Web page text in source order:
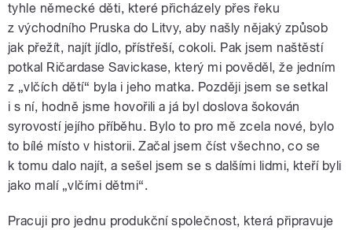
tyhle německé děti, které přicházely přes řeku
z východního Pruska do Litvy, aby našly nějaký způsob
jak přežít, najít jídlo, přístřeší, cokoli. Pak jsem naštěstí
potkal Ričardase Savickase, který mi pověděl, že jedním
z „vlčích dětí“ byla i jeho matka. Později jsem se setkal
i s ní, hodně jsme hovořili a já byl doslova šokován
syrovostí jejího příběhu. Bylo to pro mě zcela nové, bylo
to bílé místo v historii. Začal jsem číst všechno, co se
k tomu dalo najít, a sešel jsem se s dalšími lidmi, kteří byli
jako malí „vlčími dětmi“.
Pracuji pro jednu produkční společnost, která připravuje